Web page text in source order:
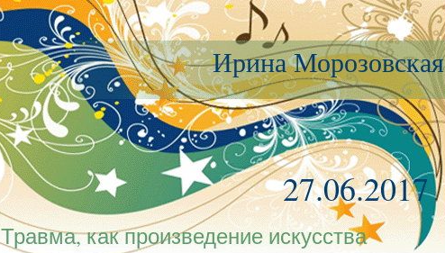
Ирина Морозовская
27.06.2017
Травма, как произведение искусства